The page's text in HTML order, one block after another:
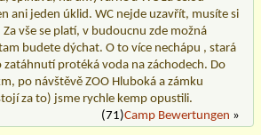
ani jeden úklid. WC nejde uzavřít, musíte si
vše se platí, v budoucnu zde možná
budete dýchat. O to více nechápu , stará
protéká voda na záchodech. Do
po návštěvě ZOO Hluboká a zámku
za to) jsme rychle kemp opustili.
(71)Camp Bewertungen »